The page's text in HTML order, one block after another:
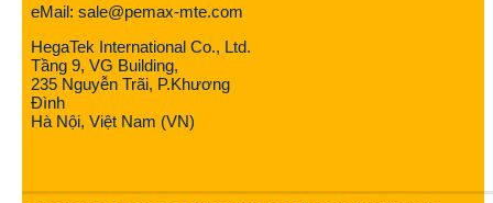
eMail: sale@pemax-mte.com
HegaTek International Co., Ltd.
Tầng 9, VG Building,
235 Nguyễn Trãi, P.Khương
Đình
Hà Nội, Việt Nam (VN)